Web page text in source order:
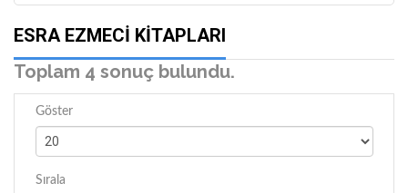
ESRA EZMECI KITAPLARI
Toplam 4 sonuç bulundu.
Göster
Sırala